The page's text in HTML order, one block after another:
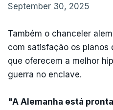
September 30, 2025
Também o chanceler
com satisfação os planos
que oferecem a melhor
guerra no enclave.
"A Alemanha está